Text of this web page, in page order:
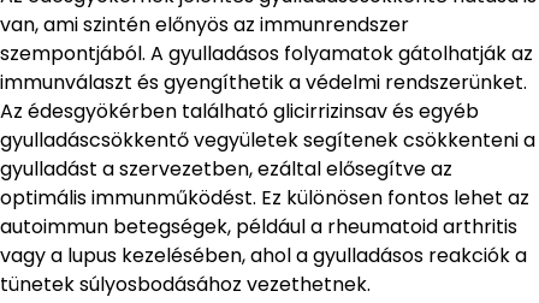
van, ami szintén előnyös az immunrendszer
szempontjából. A gyulladásos folyamatok gátolhatják az
immunválaszt és gyengíthetik a védelmi rendszerünket.
Az édesgyökérben található glicirrizinsav és egyéb
gyulladáscsökkentő vegyületek segítenek csökkenteni a
gyulladást a szervezetben, ezáltal elősegítve az
optimális immunműködést. Ez különösen fontos lehet az
autoimmun betegségek, például a rheumatoid arthritis
vagy a lupus kezelésében, ahol a gyulladásos reakciók a
tünetek súlyosbodásához vezethetnek.